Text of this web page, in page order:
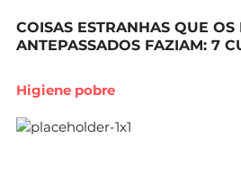
COISAS ESTRANHAS QUE OS
ANTEPASSADOS FAZIAM: 7
Higiene pobre